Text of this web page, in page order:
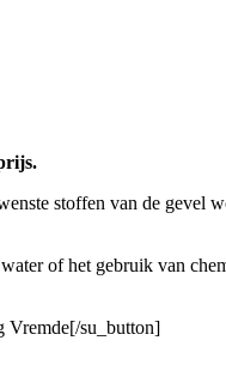
stoffen van de gevel
of het gebruik van
Vremde[/su_button]